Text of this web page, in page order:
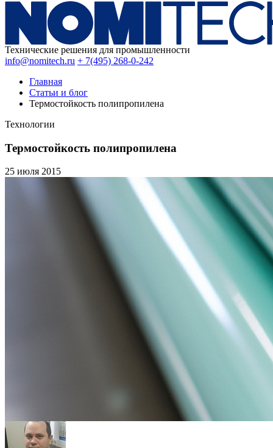
Технические решения для промышленности
info@nomitech.ru + 7(495) 268-0-242
Главная
Статьи и блог
Термостойкость полипропилена
Технологии
Термостойкость полипропилена
25 июля 2015